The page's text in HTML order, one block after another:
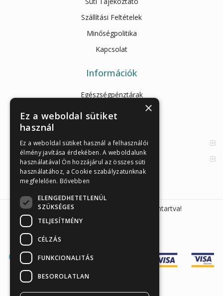
Szállítási Feltételek
Minőségpolitika
Kapcsolat
Információk
Egészségpénztárak
Cikkek
Enzimes béldaganatszűrés
Orvosi információk
Sunmed Kft. 2026 © Minden jog fenntartva!
×
Ez a weboldal sütiket
használ
Ez a weboldal sütiket használ a felhasználói
élmény javítása érdekében. A weboldalunk
használatával Ön hozzájárul az összes süti
használatához, a Cookie szabályzatunknak
megfelelően. Bővebben
ELENGEDHETETLENÜL
SZÜKSÉGES
TELJESÍTMÉNY
CÉLZÁS
FUNKCIONALITÁS
BESOROLATLAN